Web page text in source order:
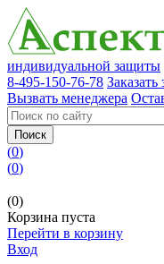
индивидуальной защиты
8-495-150-76-78 Заказать
Вызвать менеджера
Поиск
(0)
(0)
(0)
Корзина пуста
Перейти в корзину
Вход